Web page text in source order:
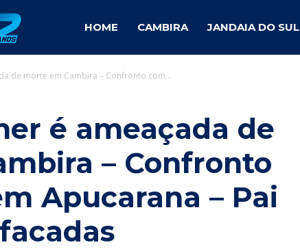
Cambira
Notícias
HOME CAMBIRA JANDAIA DO SUL
de morte em Cambira – Confronto com...
é ameaçada de
– Confronto
Apucarana – Pai